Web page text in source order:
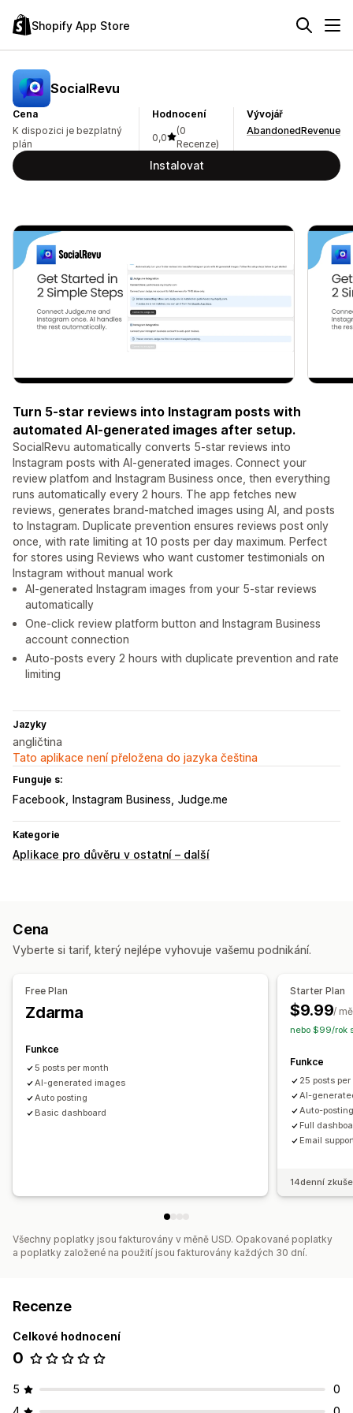
Shopify App Store
SocialRevu
Cena
K dispozici je bezplatný
plán
Hodnocení
0,0
(0
Recenze)
Vývojář
AbandonedRevenue
Instalovat
Turn 5-star reviews into Instagram posts with
automated AI-generated images after setup.
SocialRevu automatically converts 5-star reviews into
Instagram posts with AI-generated images. Connect your
review platfom and Instagram Business once, then everything
runs automatically every 2 hours. The app fetches new
reviews, generates brand-matched images using AI, and posts
to Instagram. Duplicate prevention ensures reviews post only
once, with rate limiting at 10 posts per day maximum. Perfect
for stores using Reviews who want customer testimonials on
Instagram without manual work
AI-generated Instagram images from your 5-star reviews
automatically
One-click review platform button and Instagram Business
account connection
Auto-posts every 2 hours with duplicate prevention and rate
limiting
Jazyky
angličtina
Tato aplikace není přeložena do jazyka čeština
Funguje s:
Facebook Instagram Business Judge.me
Kategorie
Aplikace pro důvěru v ostatní – další
Cena
Vyberte si tarif, který nejlépe vyhovuje vašemu podnikání.
Free Plan
Zdarma
Funkce
5 posts per month
AI-generated images
Auto posting
Basic dashboard
Starter Plan
$9.99/
nebo $99/rok
Funkce
25 posts
AI-
Auto-
Full
Email
14denní
Všechny poplatky jsou fakturovány v měně USD. Opakované poplatky
a poplatky založené na použití jsou fakturovány každých 30 dní.
Recenze
Celkové hodnocení
0
5
0